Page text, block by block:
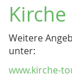
Weitere
unter:
www.kirche-